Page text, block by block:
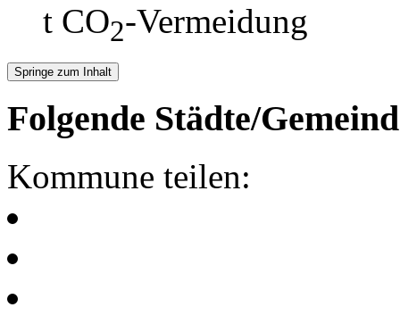
t CO2-Vermeidung
Springe zum Inhalt
Folgende Städte/
Kommune teilen: